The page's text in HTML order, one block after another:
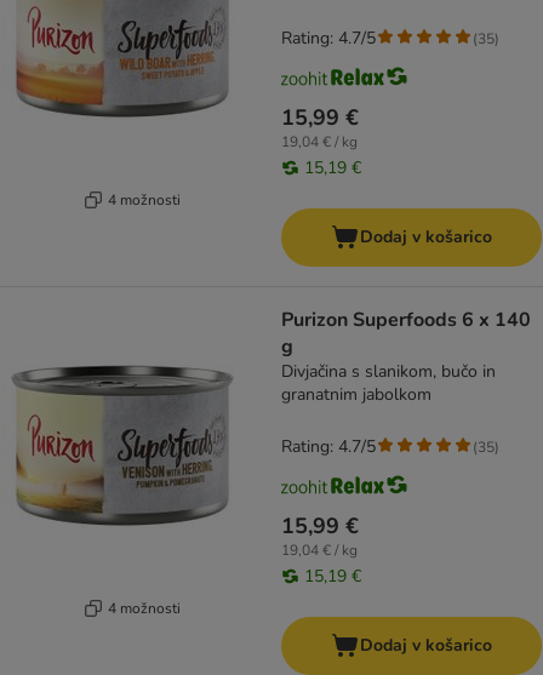
4 možnosti
15,99 €
19,04 € / kg
15,19 €
Rating: 4.7/5 (35)
Dodaj v košarico
4 možnosti
Purizon Superfoods 6 x 140
g
Divjačina s slanikom, bučo in
granatnim jabolkom
15,99 €
19,04 € / kg
15,19 €
Rating: 4.7/5 (35)
Dodaj v košarico